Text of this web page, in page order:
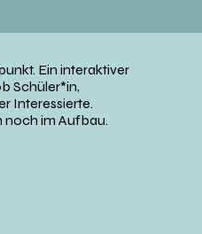
Ein interaktiver
Schüler*in,
Interessierte.
noch im Aufbau.